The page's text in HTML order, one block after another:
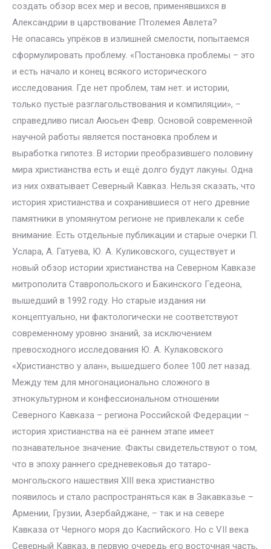
создать обзор всех мер и весов, применявшихся в
Александрии в царствование Птолемея Авлета?
Не опасаясь упрёков в излишней смелости, попытаемся
сформулировать проблему. «Постановка проблемы – это
и есть начало и конец всякого исторического
исследования. Где нет проблем, там нет. и истории,
только пустые разглагольствования и компиляции», –
справедливо писал Аюсьен Февр. Основой современной
научной работы является постановка проблем и
выработка гипотез. В истории преобразившего половину
мира христианства есть и ещё долго будут лакуны. Одна
из них охватывает Северный Кавказ. Нельзя сказать, что
история христианства и сохранившиеся от него древние
памятники в упомянутом регионе не привлекали к себе
внимание. Есть отдельные публикации и старые очерки П.
Услара, А. Гатуева, Ю. А. Куликовского, существует и
новый обзор истории христианства на Северном Кавказе
митрополита Ставропольского и Бакинского Гедеона,
вышедший в 1992 году. Но старые издания ни
концептуально, ни фактологически не соответствуют
современному уровню знаний, за исключением
превосходного исследования Ю. А. Кулаковского
«Христианство у алан», вышедшего более 100 лет назад.
Между тем для многонационально сложного в
этнокультурном и конфессиональном отношении
Северного Кавказа – региона Российской Федерации –
история христианства на её раннем этапе имеет
познавательное значение. Факты свидетельствуют о том,
что в эпоху раннего средневековья до татаро-
монгольского нашествия XIII века христианство
появилось и стало распространяться как в Закавказье –
Армении, Грузии, Азербайджане, – так и на севере
Кавказа от Черного моря до Каспийского. Но с VII века
Северный Кавказ, в первую очередь его восточная часть,